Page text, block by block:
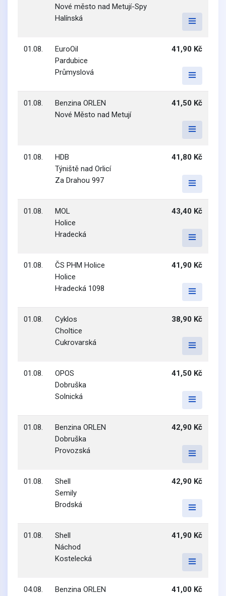
Nové město nad Metují-Spy
Halínská
01.08.
EuroOil
Pardubice
Průmyslová
41,90 Kč
01.08.
Benzina ORLEN
Nové Město nad Metují
41,50 Kč
01.08.
HDB
Týniště nad Orlicí
Za Drahou 997
41,80 Kč
01.08.
MOL
Holice
Hradecká
43,40 Kč
01.08.
ČS PHM Holice
Holice
Hradecká 1098
41,90 Kč
01.08.
Cyklos
Choltice
Cukrovarská
38,90 Kč
01.08.
OPOS
Dobruška
Solnická
41,50 Kč
01.08.
Benzina ORLEN
Dobruška
Provozská
42,90 Kč
01.08.
Shell
Semily
Brodská
42,90 Kč
01.08.
Shell
Náchod
Kostelecká
41,90 Kč
04.08.
Benzina ORLEN
41,00 Kč